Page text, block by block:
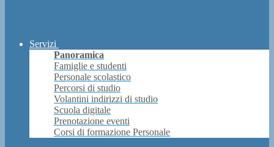
Servizi
Panoramica
Famiglie e studenti
Personale scolastico
Percorsi di studio
Volantini indirizzi di studio
Scuola digitale
Prenotazione eventi
Corsi di formazione Personale